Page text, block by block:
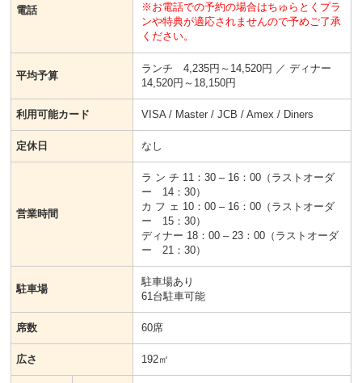
電話
※お電話での予約の場合はちゅらとくプラ
ンや特典が適応されませんので予めご了承
ください。
平均予算
ランチ 4,235円～14,520円 ／ ディナー
14,520円～18,150円
利用可能カード VISA / Master / JCB / Amex / Diners
定休日 なし
営業時間
ラ ン チ 11：30 – 16：00（ラストオーダ
ー 14：30）
カ フ ェ 10：00 – 16：00（ラストオーダ
ー 15：30）
ディナー 18：00 – 23：00（ラストオーダ
ー 21：30）
駐車場
駐車場あり
61台駐車可能
席数 60席
広さ 192㎡